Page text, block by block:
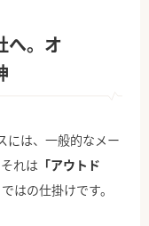
へ。オ
には、一般的なメー
れは 「アウトド
はの仕掛けです。